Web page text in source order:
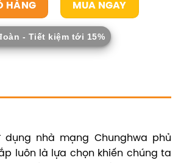
HÀNG MUA NGAY
- Tiết kiệm tới 15%
dụng nhà mạng Chunghwa phủ
luôn là lựa chọn khiến chúng ta